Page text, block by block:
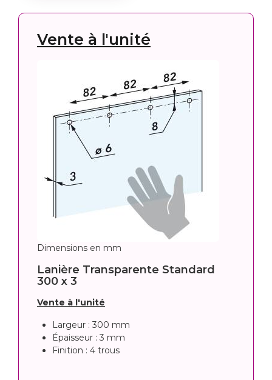
Vente à l'unité
Dimensions en mm
Lanière Transparente Standard
300 x 3
Vente à l'unité
Largeur : 300 mm
Épaisseur : 3 mm
Finition : 4 trous